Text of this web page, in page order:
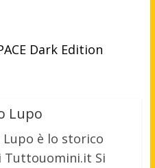
Dark Edition
Lupo
Lupo è lo storico
Tuttouomini.it Si